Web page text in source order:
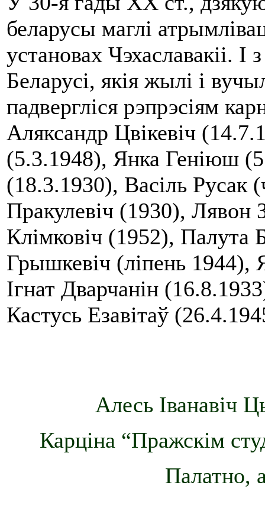
беларусы маглі
установах Чэхаславакіі.
Беларусі, якія жылі і
падвергліся рэпрэсіям
Аляксандр Цвікевіч
(5.3.1948), Янка Геніюш
(18.3.1930), Васіль Русак
Пракулевіч (1930),
Клімковіч (1952), Палута
Грышкевіч (ліпень
Ігнат Дварчанін
Кастусь Езавітаў
Алесь Іванавіч
Карціна “Пражскім
Палатно,